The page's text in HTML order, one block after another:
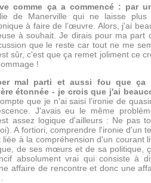
comme ça a commencé : par
de Manerville qui ne laisse
à faire de l’œuvre. Alors, j'ai
à souhait. Je dirais pour ma part
que le reste car tout ne me
sûr, c'est que ça remet joliment ce
!
mal parti et aussi fou que ça
étonnée - je crois que j'ai
que je n'ai saisi l'ironie de
J'avais eu le même
assez logique d'ailleurs : Ne pas
A fortiori, comprendre l'ironie d'un
à la compréhension d'un courant
de ses mœurs et de sa politique,
absolument vrai qui consiste à
affaire de rencontre et donc une